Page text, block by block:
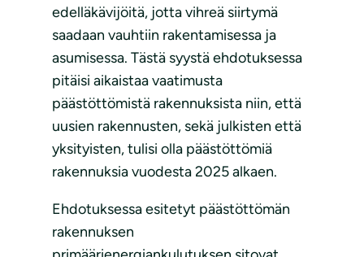
edelläkävijöitä, jotta vihreä siirtymä
saadaan vauhtiin rakentamisessa ja
asumisessa. Tästä syystä ehdotuksessa
pitäisi aikaistaa vaatimusta
päästöttömistä rakennuksista niin, että
uusien rakennusten, sekä julkisten että
yksityisten, tulisi olla päästöttömiä
rakennuksia vuodesta 2025 alkaen.
Ehdotuksessa esitetyt päästöttömän
rakennuksen